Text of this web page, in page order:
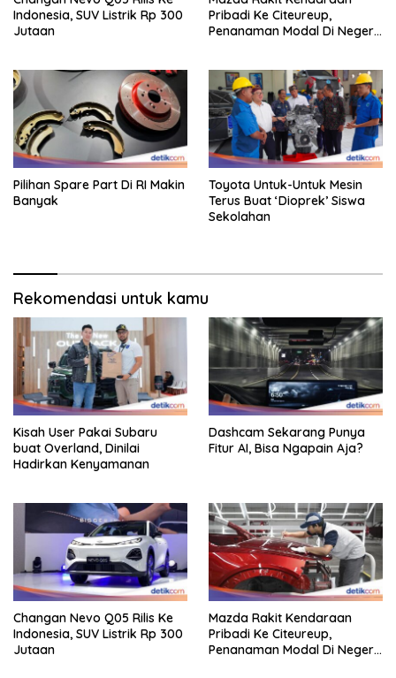
Indonesia, SUV Listrik Rp 300
Jutaan
Pribadi Ke Citeureup,
Penanaman Modal Di Negeri
Pilihan Spare Part Di RI Makin
Banyak
Toyota Untuk-Untuk Mesin
Terus Buat ‘Dioprek’ Siswa
Sekolahan
Rekomendasi untuk kamu
Kisah User Pakai Subaru
buat Overland, Dinilai
Hadirkan Kenyamanan
Dashcam Sekarang Punya
Fitur AI, Bisa Ngapain Aja?
Changan Nevo Q05 Rilis Ke
Indonesia, SUV Listrik Rp 300
Jutaan
Mazda Rakit Kendaraan
Pribadi Ke Citeureup,
Penanaman Modal Di Negeri